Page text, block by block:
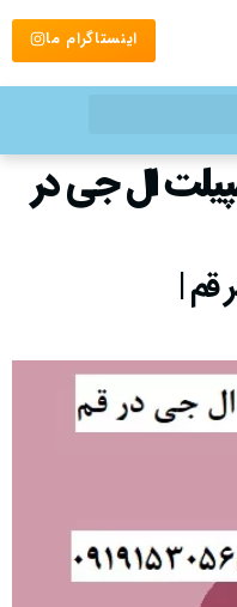
اینستاگرام ما
ال جی در
قم |